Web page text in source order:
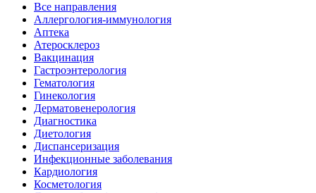
Все направления
Аллергология-иммунология
Аптека
Атеросклероз
Вакцинация
Гастроэнтерология
Гематология
Гинекология
Дерматовенерология
Диагностика
Диетология
Диспансеризация
Инфекционные заболевания
Кардиология
Косметология